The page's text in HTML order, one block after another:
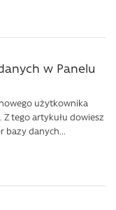
w Panelu
użytkownika
tego artykułu dowiesz
bazy danych...